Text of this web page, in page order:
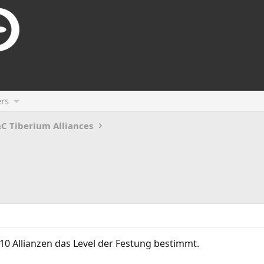
Tiberium Alliances
Allianzen das Level der Festung bestimmt.